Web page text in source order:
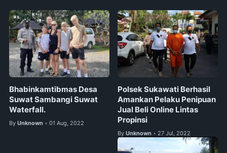
Bhabinkamtibmas Desa
Suwat Sambangi Suwat
Waterfall.
By Unknown • 01 Aug, 2022
Polsek Sukawati Berhasil
Amankan Pelaku Penipuan
Jual Beli Online Lintas
Propinsi
By Unknown • 27 Jul, 2022